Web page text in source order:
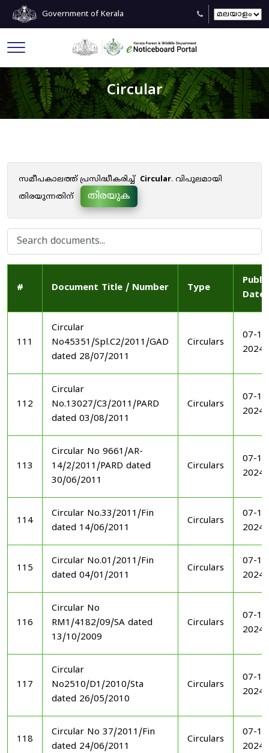
Government of Kerala
Circular
സമീപകാലത്ത് പ്രസിദ്ധീകരിച്ച് Circular. വിപുലമായി
തിരയുന്നതിന്
തിരയുക
# Document Title / Number Type
Date
111
Circular
No45351/Spl.C2/2011/GAD
dated 28/07/2011
Circulars
07-
2024
112
Circular
No.13027/C3/2011/PARD
dated 03/08/2011
Circulars
07-
2024
113
Circular No 9661/AR-
14/2/2011/PARD dated
30/06/2011
Circulars
07-
2024
114
Circular No.33/2011/Fin
dated 14/06/2011
Circulars
07-
2024
115
Circular No.01/2011/Fin
dated 04/01/2011
Circulars
07-
2024
116
Circular No
RM1/4182/09/SA dated
13/10/2009
Circulars
07-
2024
117
Circular
No2510/D1/2010/Sta
dated 26/05/2010
Circulars
07-
2024
118
Circular No 37/2011/Fin
dated 24/06/2011
Circulars
07-
2024